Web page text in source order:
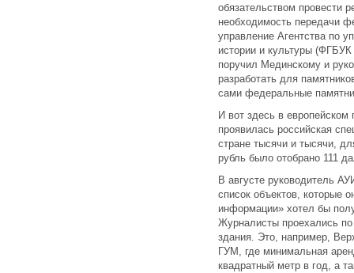
обязательством провести
необходимость передачи
управление Агентства по
истории и культуры
поручил Мединскому и
разработать для
сами федеральные
И вот здесь в европейском
проявилась российская
стране тысячи и тысячи,
рубль было отобрано 111
В августе руководитель
список объектов, которые
информации» хотел бы
Журналисты проехались
здания. Это, например,
ГУМ, где минимальная
квадратный метр в год, а